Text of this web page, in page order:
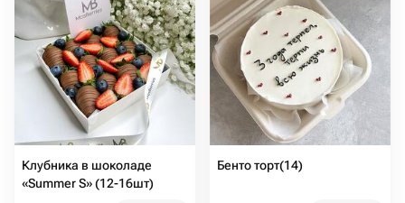
Клубника в шоколаде
«Summer S» (12-16шт)
Бенто торт(14)